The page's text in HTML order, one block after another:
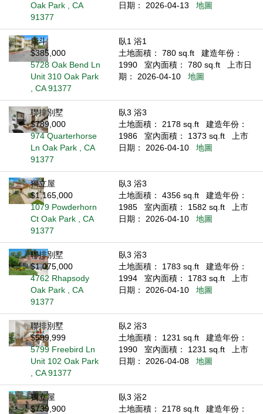
Oak Park , CA
91377
日期： 2026-04-13
地圖
康斗
$385,000
5728 Oak Bend Ln
Unit 310 Oak Park
, CA 91377
臥1 浴1
土地面積： 780 sq.ft
建造年份：
1990
室內面積： 780 sq.ft
上市日
期： 2026-04-10
地圖
聯排別墅
$789,000
974 Quarterhorse
Ln Oak Park , CA
91377
臥3 浴3
土地面積： 2178 sq.ft
建造年份：
1986
室內面積： 1373 sq.ft
上市
日期： 2026-04-10
地圖
獨立屋
$1,165,000
1079 Powderhorn
Ct Oak Park , CA
91377
臥3 浴3
土地面積： 4356 sq.ft
建造年份：
1985
室內面積： 1582 sq.ft
上市
日期： 2026-04-10
地圖
聯排別墅
$1,075,000
4762 Rhapsody
Oak Park , CA
91377
臥3 浴3
土地面積： 1783 sq.ft
建造年份：
1994
室內面積： 1783 sq.ft
上市
日期： 2026-04-10
地圖
聯排別墅
$599,999
5799 Freebird Ln
Unit 102 Oak Park
, CA 91377
臥2 浴3
土地面積： 1231 sq.ft
建造年份：
1990
室內面積： 1231 sq.ft
上市
日期： 2026-04-08
地圖
獨立屋
$739,900
臥3 浴2
土地面積： 2178 sq.ft
建造年份：